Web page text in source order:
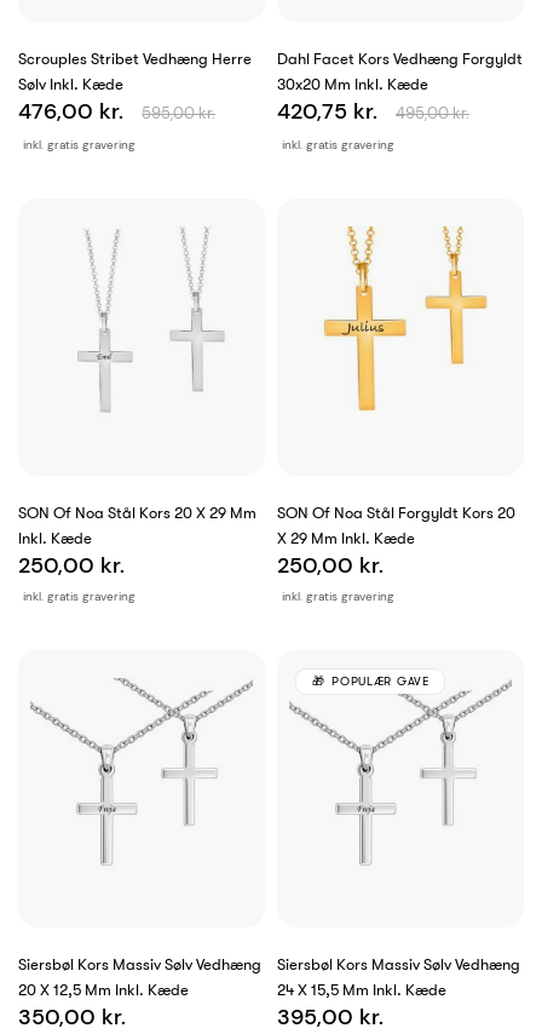
Scrouples Stribet Vedhæng Herre
Sølv Inkl. Kæde
inkl. gratis gravering
476,00 kr. 595,00 kr.
Dahl Facet Kors Vedhæng Forgyldt
30x20 Mm Inkl. Kæde
inkl. gratis gravering
420,75 kr. 495,00 kr.
SON Of Noa Stål Kors 20 X 29 Mm
Inkl. Kæde
inkl. gratis gravering
250,00 kr.
SON Of Noa Stål Forgyldt Kors 20
X 29 Mm Inkl. Kæde
inkl. gratis gravering
250,00 kr.
Siersbøl Kors Massiv Sølv Vedhæng
20 X 12,5 Mm Inkl. Kæde
350,00 kr.
Siersbøl Kors Massiv Sølv Vedhæng
24 X 15,5 Mm Inkl. Kæde
395,00 kr.
POPULÆR GAVE